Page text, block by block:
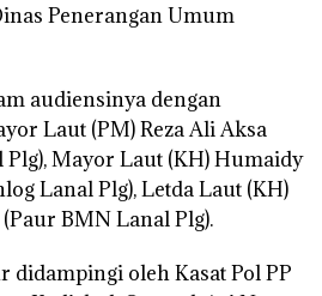
Penerangan Umum
audiensinya dengan
Laut (PM) Reza Ali Aksa
Mayor Laut (KH) Humaidy
Lanal Plg), Letda Laut (KH)
BMN Lanal Plg).
didampingi oleh Kasat Pol PP